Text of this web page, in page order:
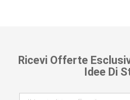
Ricevi Offerte
Idee Di